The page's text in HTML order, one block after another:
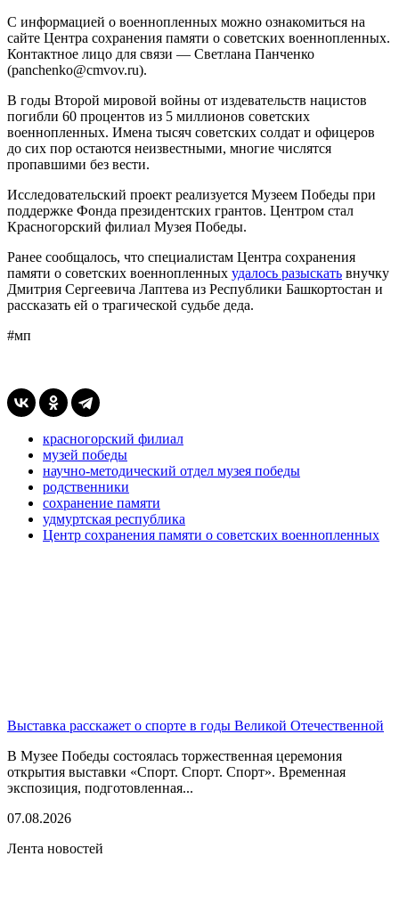
С информацией о военнопленных можно ознакомиться на
сайте Центра сохранения памяти о советских военнопленных.
Контактное лицо для связи — Светлана Панченко
(panchenko@cmvov.ru).
В годы Второй мировой войны от издевательств нацистов
погибли 60 процентов из 5 миллионов советских
военнопленных. Имена тысяч советских солдат и офицеров
до сих пор остаются неизвестными, многие числятся
пропавшими без вести.
Исследовательский проект реализуется Музеем Победы при
поддержке Фонда президентских грантов. Центром стал
Красногорский филиал Музея Победы.
Ранее сообщалось, что специалистам Центра сохранения
памяти о советских военнопленных удалось разыскать внучку
Дмитрия Сергеевича Лаптева из Республики Башкортостан и
рассказать ей о трагической судьбе деда.
#мп
красногорский филиал
музей победы
научно-методический отдел музея победы
родственники
сохранение памяти
удмуртская республика
Центр сохранения памяти о советских военнопленных
Выставка расскажет о спорте в годы Великой Отечественной
В Музее Победы состоялась торжественная церемония
открытия выставки «Спорт. Спорт. Спорт». Временная
экспозиция, подготовленная...
07.08.2026
Лента новостей